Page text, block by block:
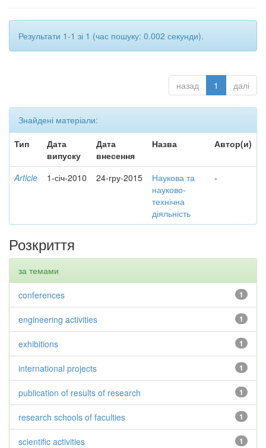
Результати 1-1 зі 1 (час пошуку: 0.002 секунди).
назад 1 далі
Знайдені матеріали:
Тип
Дата
випуску
Дата
внесення
Назва Автор(и)
Article 1-січ-2010 24-гру-2015
Наукова та
науково-
технічна
діяльність
-
Розкриття
за темами
1
conferences
1
engineering activities
1
exhibitions
1
international projects
1
publication of results of research
1
research schools of faculties
1
scientific activities